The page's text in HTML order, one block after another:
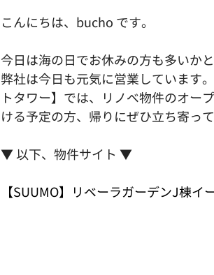
こんにちは、bucho です。
今日は海の日でお休みの方も多いか
弊社は今日も元気に営業しています
トタワー】では、リノベ物件のオー
ける予定の方、帰りにぜひ立ち寄っ
▼ 以下、物件サイト ▼
【SUUMO】リベーラガーデンJ棟